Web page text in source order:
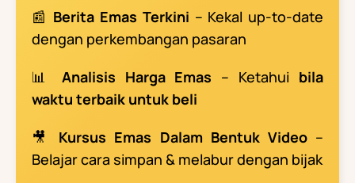
📰 Berita Emas Terkini – Kekal up-to-date
dengan perkembangan pasaran
📊 Analisis Harga Emas – Ketahui bila
waktu terbaik untuk beli
🎥 Kursus Emas Dalam Bentuk Video–
Belajar cara simpan & melabur dengan bijak